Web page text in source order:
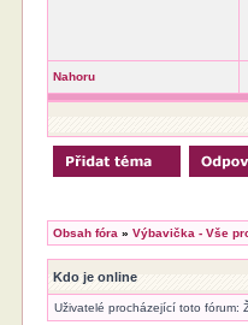
Nahoru
Obsah fóra »Výbavička - Vše
Kdo je online
Uživatelé procházející toto fórum: